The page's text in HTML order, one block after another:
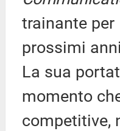
trainante per
prossimi
La sua
momento
competitive,